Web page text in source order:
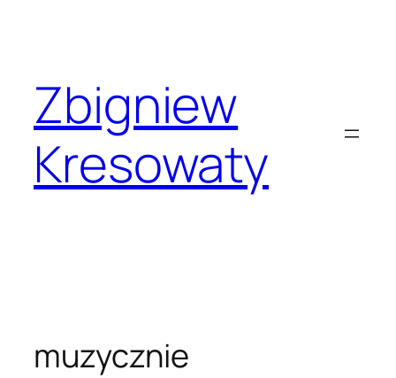
Zbigniew
Kresowaty
muzycznie